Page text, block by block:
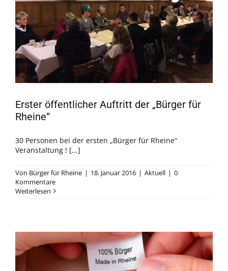
Erster öffentlicher Auftritt der „Bürger für
Rheine“
30 Personen bei der ersten „Bürger für Rheine“
Veranstaltung ! [...]
Von Bürger für Rheine | 18. Januar 2016 | Aktuell | 0
Kommentare
Weiterlesen